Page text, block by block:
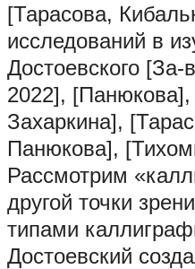
[Тарасова,
исследований в
Достоевского
2022],
Захаркина],
Панюкова],
Рассмотрим
другой точки
типами
Достоевский